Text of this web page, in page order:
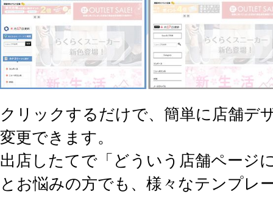
クリックするだけで、簡単に店舗デ
変更できます。
出店したてで「どういう店舗ページ
とお悩みの方でも、様々なテンプレ